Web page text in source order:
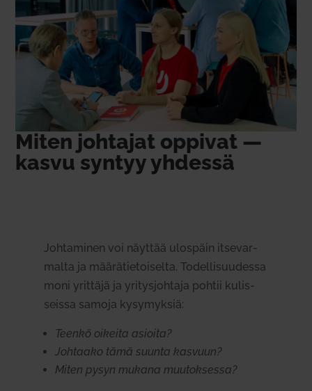
Miten joh­tajat oppivat —
kasvu syntyy yhdessä
Joh­ta­minen voi näyttää ulospäin itse­var­
malta ja mää­rä­tie­toi­selta. Todel­li­suu­dessa
moni yrittäjä ja yri­tys­johtaja pohtii kulis­
seissa samoja kysy­myksiä:
Teenkö oikeita asioita?
Joh­taako tämä suunta kasvuun?
Miten pysyn mukana muu­tok­sessa?